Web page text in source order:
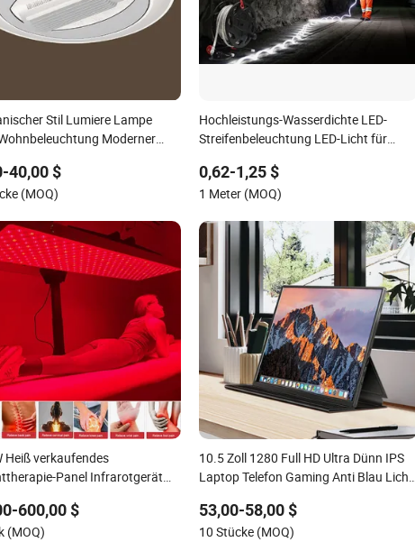
Stil Lumiere Lampe
Moderner
Modern für Wohnzimmer
40,00 $
(MOQ)
Hochleistungs-Wasserdichte LED-
Streifenbeleuchtung LED-Licht für
0,62-1,25 $
1 Meter (MOQ)
Heiß verkaufendes
Panel Infrarotgerät
das Gesicht zum besten Preis
600,00 $
(MOQ)
10.5 Zoll 1280 Full HD Ultra Dünn IPS
Laptop Telefon Gaming Anti Blau Licht
Monitor
53,00-58,00 $
10 Stücke (MOQ)